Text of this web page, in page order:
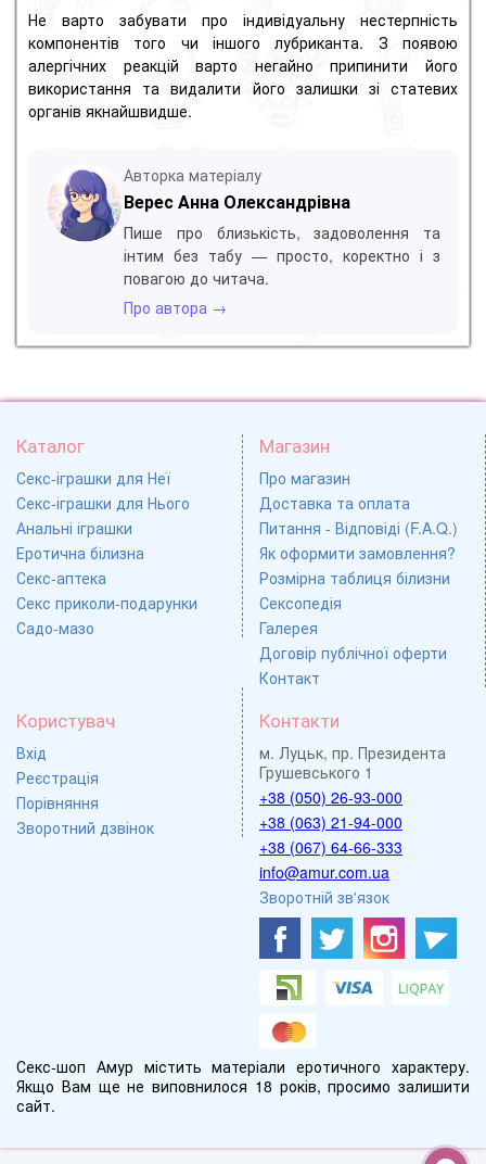
Не варто забувати про індивідуальну нестерпність
компонентів того чи іншого лубриканта.
З появою
алергічних реакцій варто негайно припинити його
використання та видалити його залишки зі статевих
органів якнайшвидше.
Авторка матеріалу
Верес Анна Олександрівна
Пише про близькість, задоволення та
інтим без табу — просто, коректно і з
повагою до читача.
Про автора →
Каталог
Секс-іграшки для Неї
Секс-іграшки для Нього
Анальні іграшки
Еротична білизна
Секс-аптека
Секс приколи-подарунки
Садо-мазо
Магазин
Про магазин
Доставка та оплата
Питання - Відповіді (F.A.Q.)
Як оформити замовлення?
Розмірна таблиця білизни
Сексопедія
Галерея
Договір публічної оферти
Контакт
Користувач
Вхід
Реєстрація
Порівняння
Зворотний дзвінок
Контакти
м. Луцьк, пр. Президента
Грушевського 1
+38 (050) 26-93-000
+38 (063) 21-94-000
+38 (067) 64-66-333
info@amur.com.ua
Зворотній зв'язок
Секс-шоп Амур містить матеріали еротичного характеру.
Якщо Вам ще не виповнилося 18 років, просимо залишити
сайт.